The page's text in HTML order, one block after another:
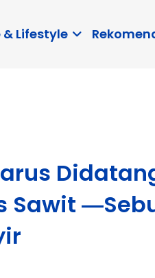
& Lifestyle
Sawit